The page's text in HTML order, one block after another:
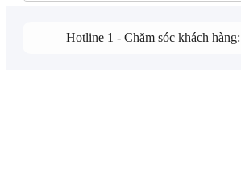
Hotline 1 - Chăm sóc khách hàng: